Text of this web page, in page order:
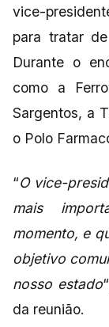
vice-
para tratar
Durante o
como a
Sargentos, a
o Polo
“O vice-
mais
momento, e
objetivo
nosso estado
da reunião.